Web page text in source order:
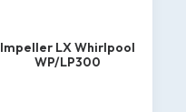
Impeller LX Whirlpool
WP/LP300